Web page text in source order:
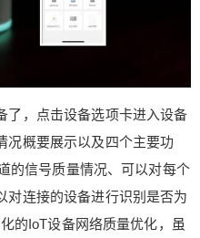
了，点击设备选项卡进入设备
况概要展示以及四个主要功
的信号质量情况、可以对每个
对连接的设备进行识别是否为
的IoT设备网络质量优化，虽